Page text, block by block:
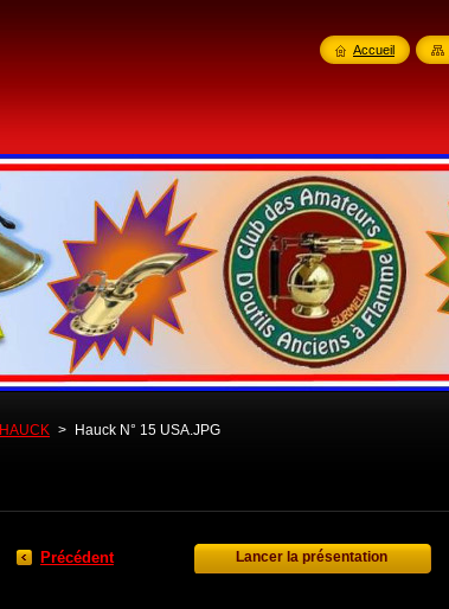
HAUCK > Hauck N° 15 USA.JPG
Précédent Lancer la présentation
Accueil